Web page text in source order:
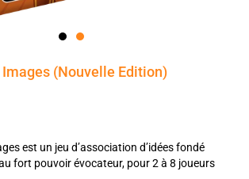
(Nouvelle Edition)
est un jeu d’association d’idées fondé
fort pouvoir évocateur, pour 2 à 8 joueurs